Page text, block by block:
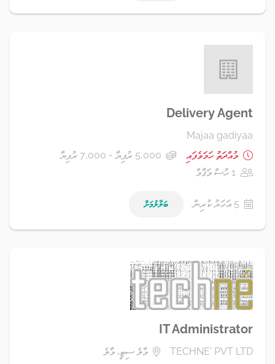
Delivery Agent
Majaa gadiyaa
މުއްދަތު ހަމަވެފައި
5,000 ރުފިޔާ - 7,000 ރުފިޔާ
1 ހުސް މަޤާމް
5 އަހަރު ކުރިން ބަލާލުމަށް
IT Administrator
TECHNE' PVT LTD
މާލެ ސިޓީ، މާލެ